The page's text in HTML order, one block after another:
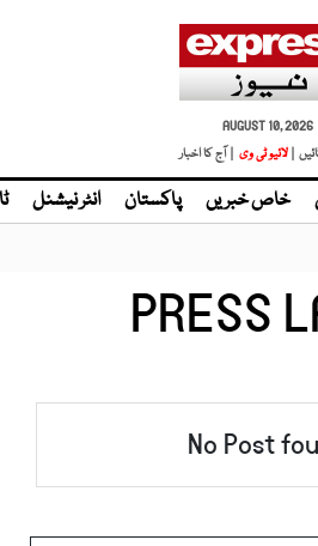
AUGUST 10, 2026
| لائیو ٹی وی | آج کا اخبار
خاص خبریں پاکستان انٹر نیشنل
PRESS
No Post